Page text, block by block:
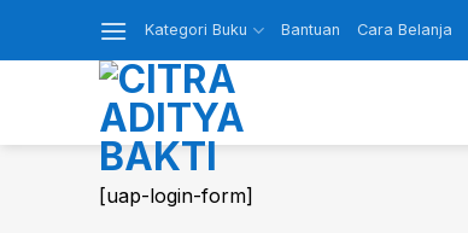
Kategori Buku Bantuan Cara Belanja
[uap-login-form]